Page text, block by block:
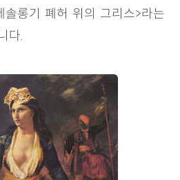
솔롱기 폐허 위의 그리스>라는
다.